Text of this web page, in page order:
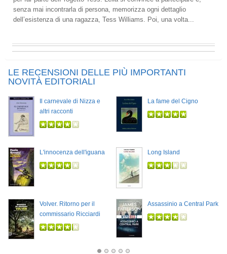
senza mai incontrarla di persona, memorizza ogni dettaglio
dell’esistenza di una ragazza, Tess Williams. Poi, una volta...
LE RECENSIONI DELLE PIÙ IMPORTANTI
NOVITÀ EDITORIALI
Il carnevale di Nizza e
altri racconti
La fame del Cigno
L'innocenza dell'iguana Long Island
Volver. Ritorno per il
commissario Ricciardi
Assassinio a Central Park